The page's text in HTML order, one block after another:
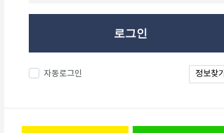
로그인
자동로그인 정보찾기